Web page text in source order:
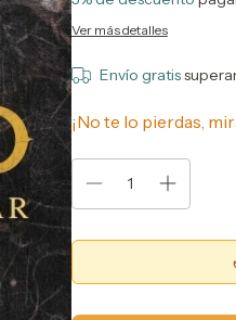
Ver más detalles
Envío gratis
¡No te lo pierdas,